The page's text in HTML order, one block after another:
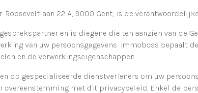
Rooseveltlaan 22 A, 9000 Gent, is de
en is diegene die ten aanzien van de
van uw persoonsgegevens. Immoboss bepaalt
en de verwerkingseigenschappen.
op gespecialiseerde dienstverleners om uw
overeenstemming met dit privacybeleid. Enkel de